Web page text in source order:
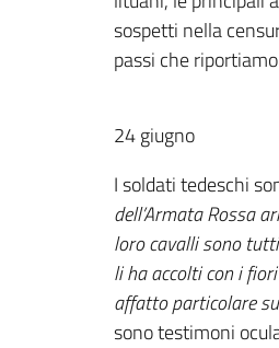
sospetti nella
passi che
24 giugno
I soldati tedeschi
dell’Armata Rossa
loro cavalli sono
li ha accolti con i
affatto particolare
sono testimoni